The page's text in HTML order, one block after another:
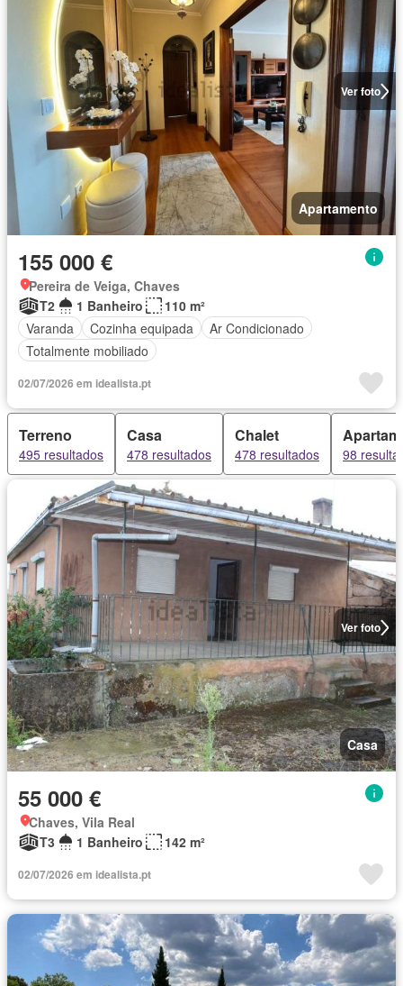
Ver foto
Apartamento
155 000 €
Pereira de Veiga, Chaves
T2
1 Banheiro
110 m²
Varanda
Cozinha equipada
Ar Condicionado
Totalmente mobiliado
02/07/2026 em idealista.pt
Terreno
495 resultados
Casa
478 resultados
Chalet
478 resultados 98
Ver foto
Casa
55 000 €
Chaves, Vila Real
T3
1 Banheiro 142 m²
02/07/2026 em idealista.pt